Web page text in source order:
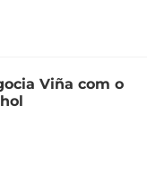
Viña com o